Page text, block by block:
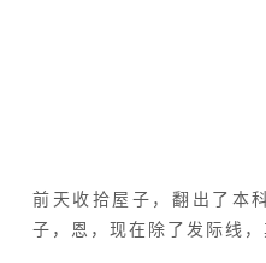
前天收拾屋子，翻出了本
子，恩，现在除了发际线